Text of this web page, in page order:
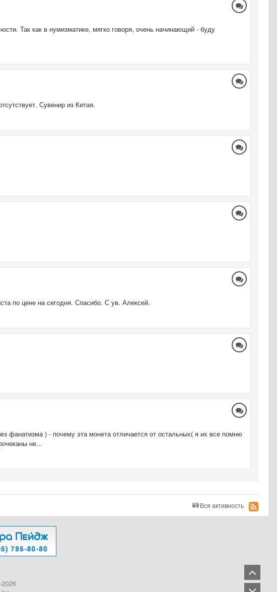
Так как в нумизматике, мягко говоря, очень начинающий - буду
Сувенир из Китая.
по цене на сегодня. Спасибо. С ув. Алексей.
фанатизма ) - почему эта монета отличается от остальных( я их все помню
не...
Вся активность
2026